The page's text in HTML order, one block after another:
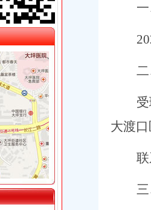
20
大渡
联